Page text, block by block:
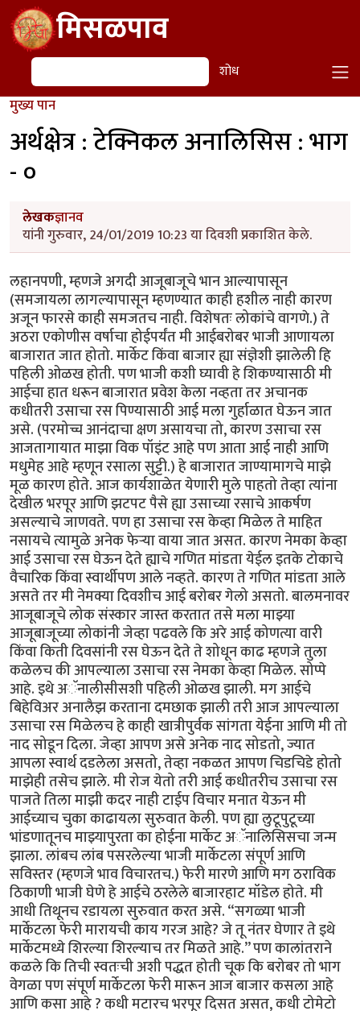
Skip to main contentमिसळपाव
शोध शोध
मुख्य पान
अर्थक्षेत्र : टेक्निकल अनालिसिस : भाग
- ०
लेखकज्ञानव
यांनी गुरुवार, 24/01/2019 10:23 या दिवशी प्रकाशित केले.
लहानपणी, म्हणजे अगदी आजूबाजूचे भान आल्यापासून
(समजायला लागल्यापासून म्हणण्यात काही हशील नाही कारण
अजून फारसे काही समजतच नाही. विशेषतः लोकांचे वागणे.) ते
अठरा एकोणीस वर्षाचा होईपर्यंत मी आईबरोबर भाजी आणायला
बाजारात जात होतो. मार्केट किंवा बाजार ह्या संज्ञेशी झालेली हि
पहिली ओळख होती. पण भाजी कशी घ्यावी हे शिकण्यासाठी मी
आईचा हात धरून बाजारात प्रवेश केला नव्हता तर अचानक
कधीतरी उसाचा रस पिण्यासाठी आई मला गुर्हाळात घेऊन जात
असे. (परमोच्च आनंदाचा क्षण असायचा तो, कारण उसाचा रस
आजतागायात माझा विक पॉइंट आहे पण आता आई नाही आणि
मधुमेह आहे म्हणून रसाला सुट्टी.) हे बाजारात जाण्यामागचे माझे
मूळ कारण होते. आज कार्यशाळेत येणारी मुले पाहतो तेव्हा त्यांना
देखील भरपूर आणि झटपट पैसे ह्या उसाच्या रसाचे आकर्षण
असल्याचे जाणवते. पण हा उसाचा रस केव्हा मिळेल ते माहित
नसायचे त्यामुळे अनेक फेऱ्या वाया जात असत. कारण नेमका केव्हा
आई उसाचा रस घेऊन देते ह्याचे गणित मांडता येईल इतके टोकाचे
वैचारिक किंवा स्वार्थीपण आले नव्हते. कारण ते गणित मांडता आले
असते तर मी नेमक्या दिवशीच आई बरोबर गेलो असतो. बालमनावर
आजूबाजूचे लोक संस्कार जास्त करतात तसे मला माझ्या
आजूबाजूच्या लोकांनी जेव्हा पढवले कि अरे आई कोणत्या वारी
किंवा किती दिवसांनी रस घेऊन देते ते शोधून काढ म्हणजे तुला
कळेलच की आपल्याला उसाचा रस नेमका केव्हा मिळेल. सोप्पे
आहे. इथे अॅनालीसीसशी पहिली ओळख झाली. मग आईचे
बिहेविअर अनालैझ करताना दमछाक झाली तरी आज आपल्याला
उसाचा रस मिळेलच हे काही खात्रीपुर्वक सांगता येईना आणि मी तो
नाद सोडून दिला. जेव्हा आपण असे अनेक नाद सोडतो, ज्यात
आपला स्वार्थ दडलेला असतो, तेव्हा नकळत आपण चिडचिडे होतो
माझेही तसेच झाले. मी रोज येतो तरी आई कधीतरीच उसाचा रस
पाजते तिला माझी कदर नाही टाईप विचार मनात येऊन मी
आईच्याच चुका काढायला सुरुवात केली. पण ह्या लुटूपुटूच्या
भांडणातूनच माझ्यापुरता का होईना मार्केट अॅनालिसिसचा जन्म
झाला. लांबच लांब पसरलेल्या भाजी मार्केटला संपूर्ण आणि
सविस्तर (म्हणजे भाव विचारतच.) फेरी मारणे आणि मग ठराविक
ठिकाणी भाजी घेणे हे आईचे ठरलेले बाजारहाट मॉडेल होते. मी
आधी तिथूनच रडायला सुरुवात करत असे. “सगळ्या भाजी
मार्केटला फेरी मारायची काय गरज आहे? जे तू नंतर घेणार ते इथे
मार्केटमध्ये शिरल्या शिरल्याच तर मिळते आहे.” पण कालांतराने
कळले कि तिची स्वतःची अशी पद्धत होती चूक कि बरोबर तो भाग
वेगळा पण संपूर्ण मार्केटला फेरी मारून आज बाजार कसला आहे
आणि कसा आहे ? कधी मटारच भरपूर दिसत असत, कधी टोमेटो